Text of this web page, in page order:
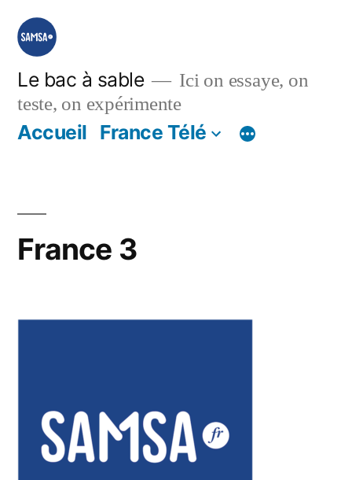
Aller
contenu
Le bac à sable
Ici on essaye, on
teste, on expérimente
Accueil France Télé
France 3